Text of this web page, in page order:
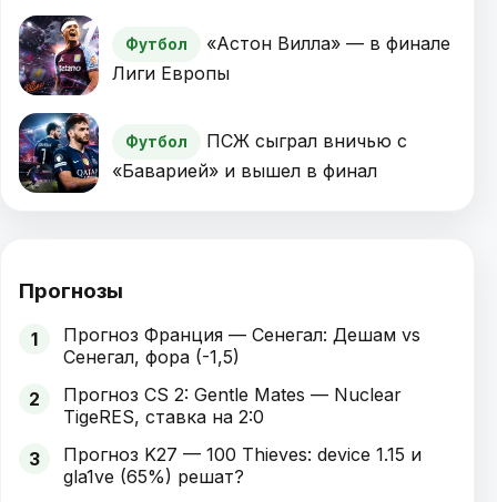
Футбол
«Астон Вилла» — в финале
Лиги Европы
Футбол
ПСЖ сыграл вничью с
«Баварией» и вышел в финал
Прогнозы
1
Прогноз Франция — Сенегал: Дешам vs
Сенегал, фора (-1,5)
2
Прогноз CS 2: Gentle Mates — Nuclear
TigeRES, ставка на 2:0
3
Прогноз K27 — 100 Thieves: device 1.15 и
gla1ve (65%) решат?